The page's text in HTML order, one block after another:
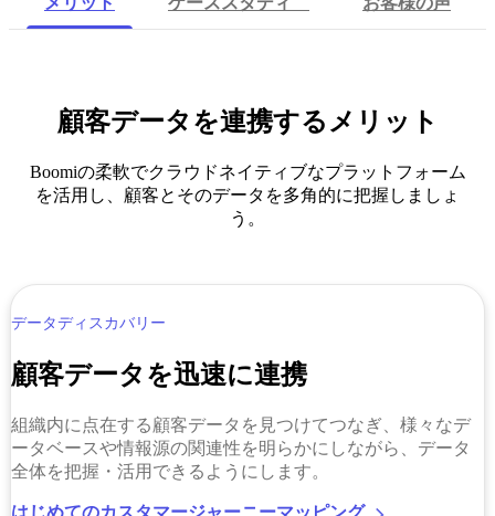
顧客データを連携するメリット
Boomiの柔軟でクラウドネイティブなプラットフォーム
を活用し、顧客とそのデータを多角的に把握しましょ
う。
データディスカバリー
顧客データを迅速に連携
組織内に点在する顧客データを見つけてつなぎ、様々なデ
ータベースや情報源の関連性を明らかにしながら、データ
全体を把握・活用できるようにします。